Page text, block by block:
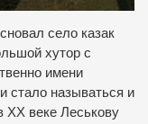
село казак
хутор с
имени
стало называться и
ХХ веке Леськову